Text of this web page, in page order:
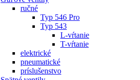
ručné
Typ 546 Pro
Typ 543
L-vŕtanie
T-vŕtanie
elektrické
pneumatické
príslušenstvo